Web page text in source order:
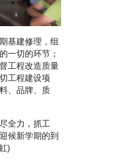
基建修理，组
一切的环节；
工程改造质量
工程建设项
、品牌、质
全力，抓工
候新学期的到
)